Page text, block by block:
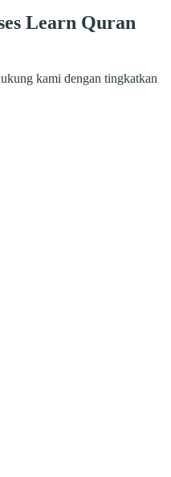
Learn Quran
kami dengan tingkatkan